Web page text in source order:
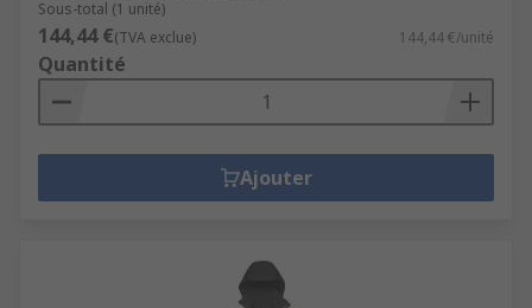
Sous-total (1 unité)
144,44 €(TVA exclue) 144,44 €/unité
Quantité
Ajouter